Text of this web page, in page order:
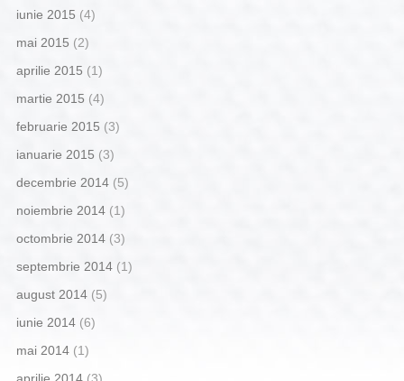
iunie 2015 (4)
mai 2015 (2)
aprilie 2015 (1)
martie 2015 (4)
februarie 2015 (3)
ianuarie 2015 (3)
decembrie 2014(5)
noiembrie 2014(1)
octombrie 2014(3)
septembrie 2014(1)
august 2014(5)
iunie 2014(6)
mai 2014(1)
aprilie 2014(3)